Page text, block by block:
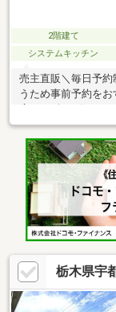
2階建て
システムキッチン
売主直販＼毎日予
うため事前予約を
ニマル御幸ケ原店
なので開放感があ
ーム内容】・外壁
水廻りクッション
コン1台新品設置・
も・その他リフォ
フォーム費用を含み
栃木県宇